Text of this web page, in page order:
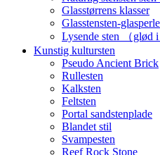
Glasstørrens klasser
Glasstensten-
Lysende sten （glød i
Kunstig kultursten
Pseudo Ancient Brick
Rullesten
Kalksten
Feltsten
Portal sandstenplade
Blandet stil
Svampesten
Reef Rock Stone